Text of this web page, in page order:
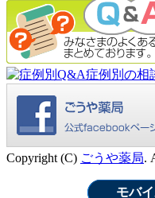
Copyright (C) ごうや薬局.
モバ